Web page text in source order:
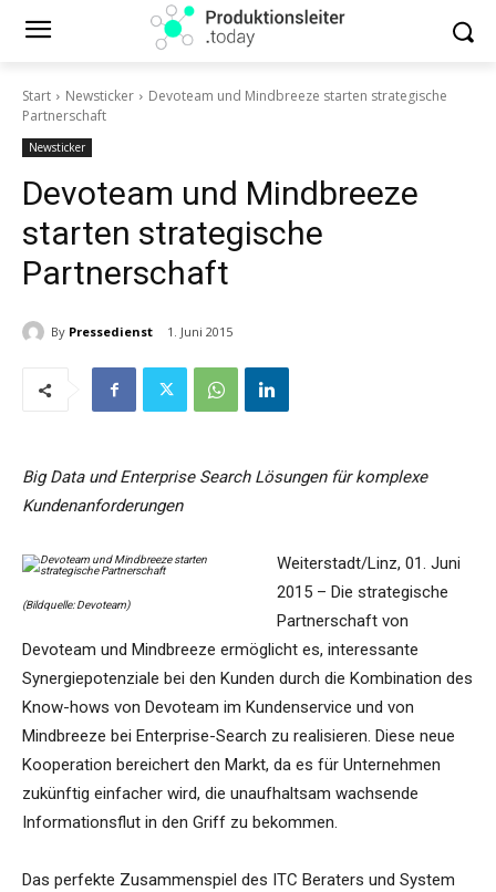
Start Newsticker
Devoteam und Mindbreeze starten strategische
Partnerschaft
Newsticker
Devoteam und Mindbreeze
starten strategische
Partnerschaft
By Pressedienst 1. Juni 2015
Big Data und Enterprise Search Lösungen für komplexe
Kundenanforderungen
(Bildquelle: Devoteam)
Weiterstadt/Linz, 01. Juni
2015 – Die strategische
Partnerschaft von
Devoteam und Mindbreeze ermöglicht es, interessante
Synergiepotenziale bei den Kunden durch die Kombination des
Know-hows von Devoteam im Kundenservice und von
Mindbreeze bei Enterprise-Search zu realisieren. Diese neue
Kooperation bereichert den Markt, da es für Unternehmen
zukünftig einfacher wird, die unaufhaltsam wachsende
Informationsflut in den Griff zu bekommen.
Das perfekte Zusammenspiel des ITC Beraters und System